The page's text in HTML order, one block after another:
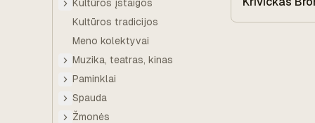
Kultūros įstaigos
Kultūros tradicijos
Meno kolektyvai
Muzika, teatras, kinas
Paminklai
Spauda
Žmonės